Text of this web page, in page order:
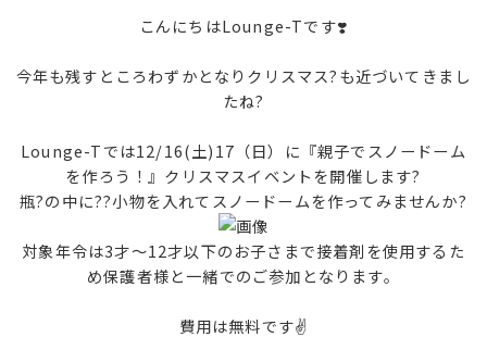
こんにちはLounge-Tです❣️
今年も残すところわずかとなりクリスマス?も近づいてきまし
たね?
Lounge-Tでは12/16(土)17（日）に『親子でスノードーム
を作ろう！』クリスマスイベントを開催します?
瓶?の中に??小物を入れてスノードームを作ってみませんか?
対象年令は3才～12才以下のお子さまで接着剤を使用するた
め保護者様と一緒でのご参加となります。
費用は無料です✌️